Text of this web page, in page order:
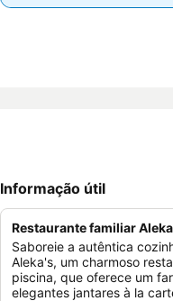
Informação útil
Restaurante familiar
Saboreie a autêntica
Aleka's, um charmoso
piscina, que oferece um
elegantes jantares à la